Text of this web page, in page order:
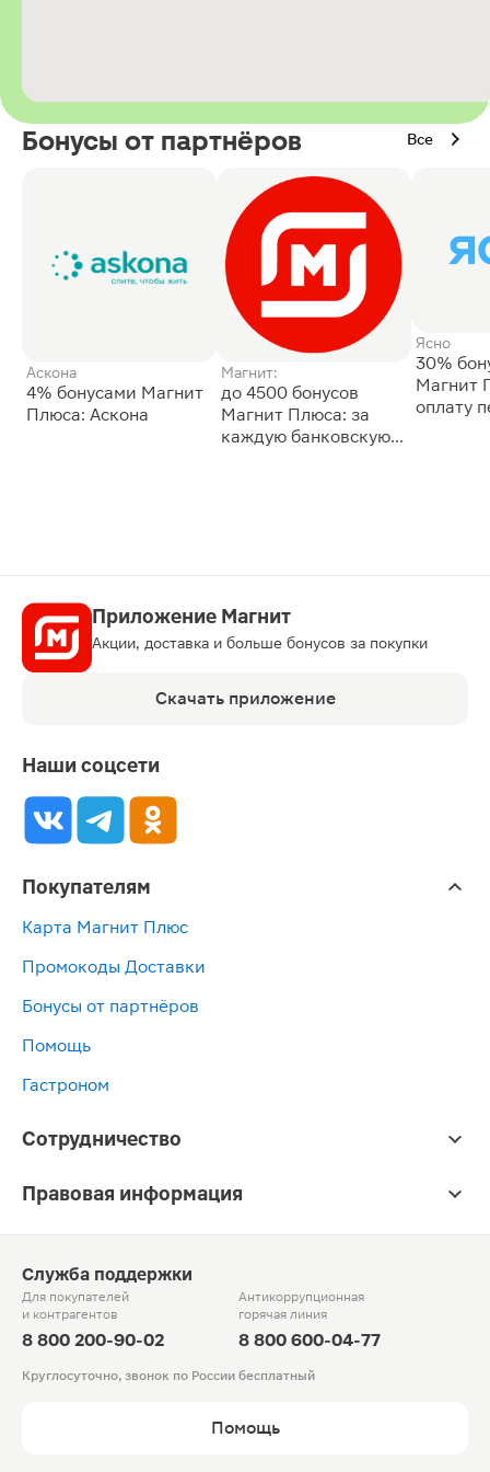
Бонусы от партнёров Все
Аскона
4% бонусами Магнит
Плюса: Аскона
Магнит:
до 4500 бонусов
Магнит Плюса: за
каждую банковскую
Ясно
30%
Магнит
оплату
Приложение Магнит
Акции, доставка и больше бонусов за покупки
Скачать приложение
Наши соцсети
Покупателям
Карта Магнит Плюс
Промокоды Доставки
Бонусы от партнёров
Помощь
Гастроном
Сотрудничество
Правовая информация
Служба поддержки
Для покупателей
и контрагентов
8 800 200-90-02
Антикоррупционная
горячая линия
8 800 600-04-77
Круглосуточно, звонок по России бесплатный
Помощь